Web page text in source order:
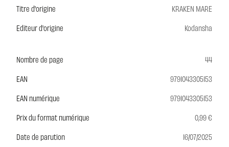
Titre d'origine
KRAKEN MARE
Editeur d'origine
Kodansha
Nombre de page
44
EAN
9791043305153
EAN numérique
9791043305153
Prix du format numérique
0,99 €
Date de parution
16/07/2025